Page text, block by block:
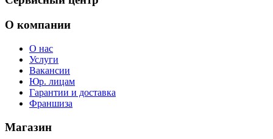
О компании
О нас
Услуги
Вакансии
Юр. лицам
Гарантии и доставка
Франшиза
Магазин